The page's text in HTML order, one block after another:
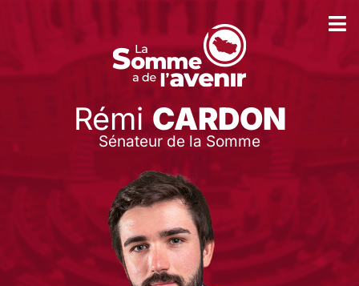
RémiCARDON
Sénateur de la Somme